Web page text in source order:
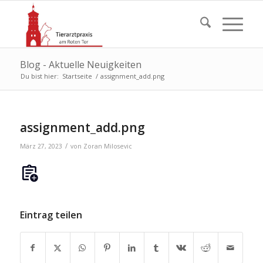
Blog - Aktuelle Neuigkeiten
Du bist hier: Startseite / assignment_add.png
assignment_add.png
März 27, 2023 / von Zoran Milosevic
Eintrag teilen